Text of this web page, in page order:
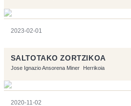
2023-02-01
SALTOTAKO ZORTZIKOA
Jose Ignazio Ansorena Miner Herrikoia
2020-11-02